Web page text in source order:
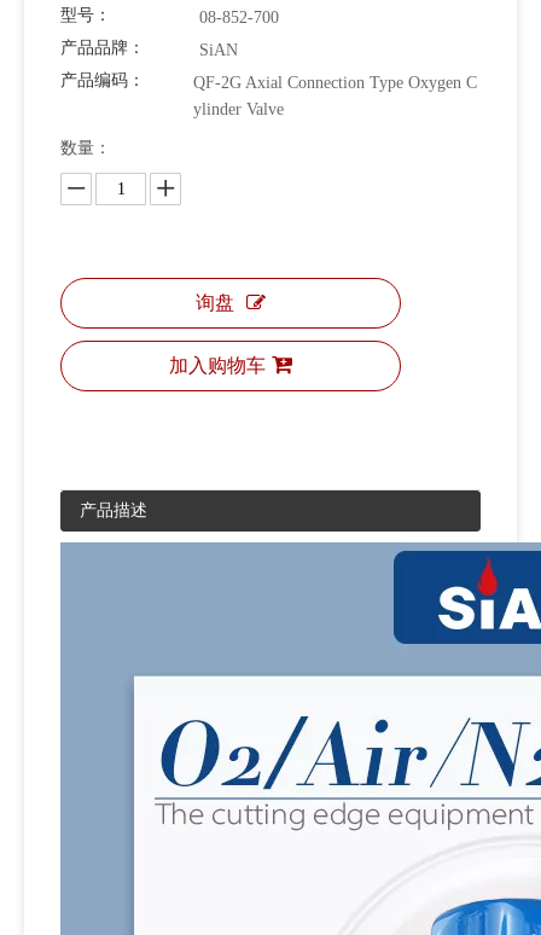
型号：
08-852-700
产品品牌：
SiAN
产品编码：
QF-2G Axial Connection Type Oxygen C
ylinder Valve
数量：
询盘
加入购物车
产品描述